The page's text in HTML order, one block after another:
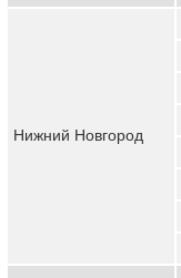
Нижний Новгород